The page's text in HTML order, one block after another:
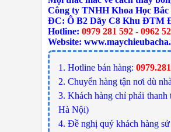
Công ty TNHH Khoa Học Bắc
ĐC: Ô B2 Dãy C8 Khu ĐTM
Hotline: 0979 281 592 - 0962
Website:
1. Hotline bán hàng:
2. Chuyển hàng tận nơi dù
3. Khách hàng chỉ phải
Hà Nội)
4. Đề nghị quý khách hàng